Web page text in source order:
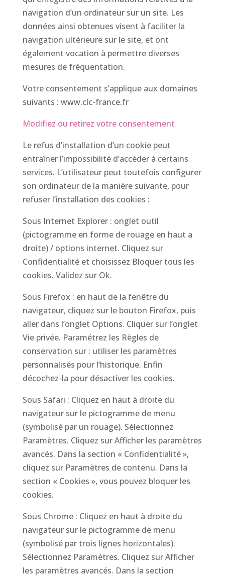
navigation d’un ordinateur sur un site. Les
données ainsi obtenues visent à faciliter la
navigation ultérieure sur le site, et ont
également vocation à permettre diverses
mesures de fréquentation.
Votre consentement s’applique aux domaines
suivants : www.clc-france.fr
Modifiez ou retirez votre consentement
Le refus d’installation d’un cookie peut
entraîner l’impossibilité d’accéder à certains
services. L’utilisateur peut toutefois configurer
son ordinateur de la manière suivante, pour
refuser l’installation des cookies :
Sous Internet Explorer : onglet outil
(pictogramme en forme de rouage en haut a
droite) / options internet. Cliquez sur
Confidentialité et choisissez Bloquer tous les
cookies. Validez sur Ok.
Sous Firefox : en haut de la fenêtre du
navigateur, cliquez sur le bouton Firefox, puis
aller dans l’onglet Options. Cliquer sur l’onglet
Vie privée. Paramétrez les Règles de
conservation sur : utiliser les paramètres
personnalisés pour l’historique. Enfin
décochez-la pour désactiver les cookies.
Sous Safari : Cliquez en haut à droite du
navigateur sur le pictogramme de menu
(symbolisé par un rouage). Sélectionnez
Paramètres. Cliquez sur Afficher les paramètres
avancés. Dans la section « Confidentialité »,
cliquez sur Paramètres de contenu. Dans la
section « Cookies », vous pouvez bloquer les
cookies.
Sous Chrome : Cliquez en haut à droite du
navigateur sur le pictogramme de menu
(symbolisé par trois lignes horizontales).
Sélectionnez Paramètres. Cliquez sur Afficher
les paramètres avancés. Dans la section